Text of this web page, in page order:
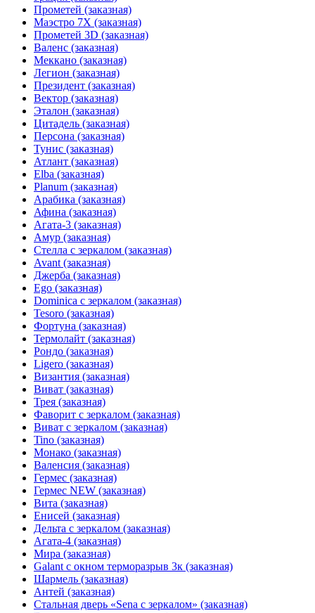
Прометей (заказная)
Маэстро 7Х (заказная)
Прометей 3D (заказная)
Валенс (заказная)
Меккано (заказная)
Легион (заказная)
Президент (заказная)
Вектор (заказная)
Эталон (заказная)
Цитадель (заказная)
Персона (заказная)
Тунис (заказная)
Атлант (заказная)
Elba (заказная)
Planum (заказная)
Арабика (заказная)
Афина (заказная)
Агата-3 (заказная)
Амур (заказная)
Стелла с зеркалом (заказная)
Avant (заказная)
Джерба (заказная)
Ego (заказная)
Dominica с зеркалом (заказная)
Tesoro (заказная)
Фортуна (заказная)
Термолайт (заказная)
Рондо (заказная)
Ligero (заказная)
Византия (заказная)
Виват (заказная)
Трея (заказная)
Фаворит с зеркалом (заказная)
Виват с зеркалом (заказная)
Tino (заказная)
Монако (заказная)
Валенсия (заказная)
Гермес (заказная)
Гермес NEW (заказная)
Вита (заказная)
Енисей (заказная)
Дельта с зеркалом (заказная)
Агата-4 (заказная)
Мира (заказная)
Galant с окном терморазрыв 3к (заказная)
Шармель (заказная)
Антей (заказная)
Стальная дверь «Sena с зеркалом» (заказная)